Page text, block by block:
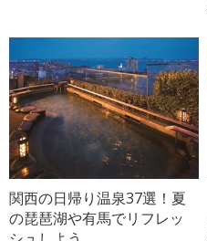
関西の日帰り温泉37選！夏
の琵琶湖や有馬でリフレッ